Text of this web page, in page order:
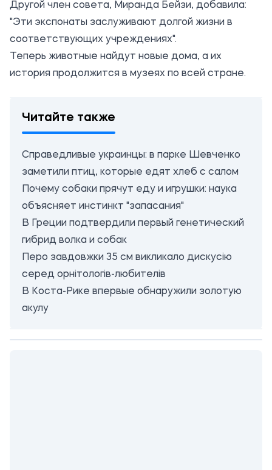
Другой член совета, Миранда Бейзи, добавила:
"Эти экспонаты заслуживают долгой жизни в
соответствующих учреждениях".
Теперь животные найдут новые дома, а их
история продолжится в музеях по всей стране.
Читайте также
Справедливые украинцы: в парке Шевченко
заметили птиц, которые едят хлеб с салом
Почему собаки прячут еду и игрушки: наука
объясняет инстинкт "запасания"
В Греции подтвердили первый генетический
гибрид волка и собак
Перо завдовжки 35 см викликало дискусію
серед орнітологів-любителів
В Коста-Рике впервые обнаружили золотую
акулу